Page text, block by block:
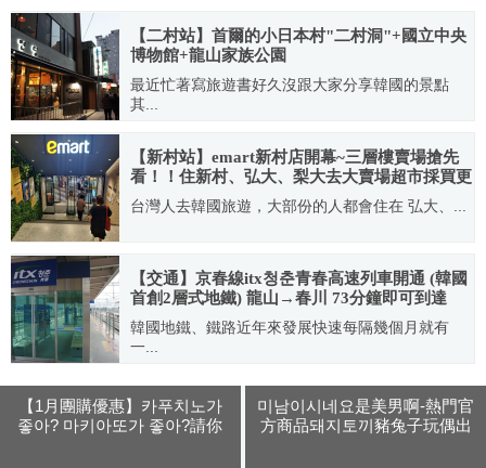
2020.03.18
【二村站】首爾的小日本村"二村洞"+國立中央
博物館+龍山家族公園
最近忙著寫旅遊書好久沒跟大家分享韓國的景點
其...
2011.11.24
【新村站】emart新村店開幕~三層樓賣場搶先
看！！住新村、弘大、梨大去大賣場超市採買更
方便！
台灣人去韓國旅遊，大部份的人都會住在 弘大、...
2020.08.05
【交通】京春線itx청춘青春高速列車開通 (韓國
首創2層式地鐵) 龍山→春川 73分鐘即可到達
韓國地鐵、鐵路近年來發展快速每隔幾個月就有
一...
【1月團購優惠】카푸치노가
좋아? 마키아또가 좋아?請你
미남이시네요是美男啊-熱門官
方商品돼지토끼豬兔子玩偶出